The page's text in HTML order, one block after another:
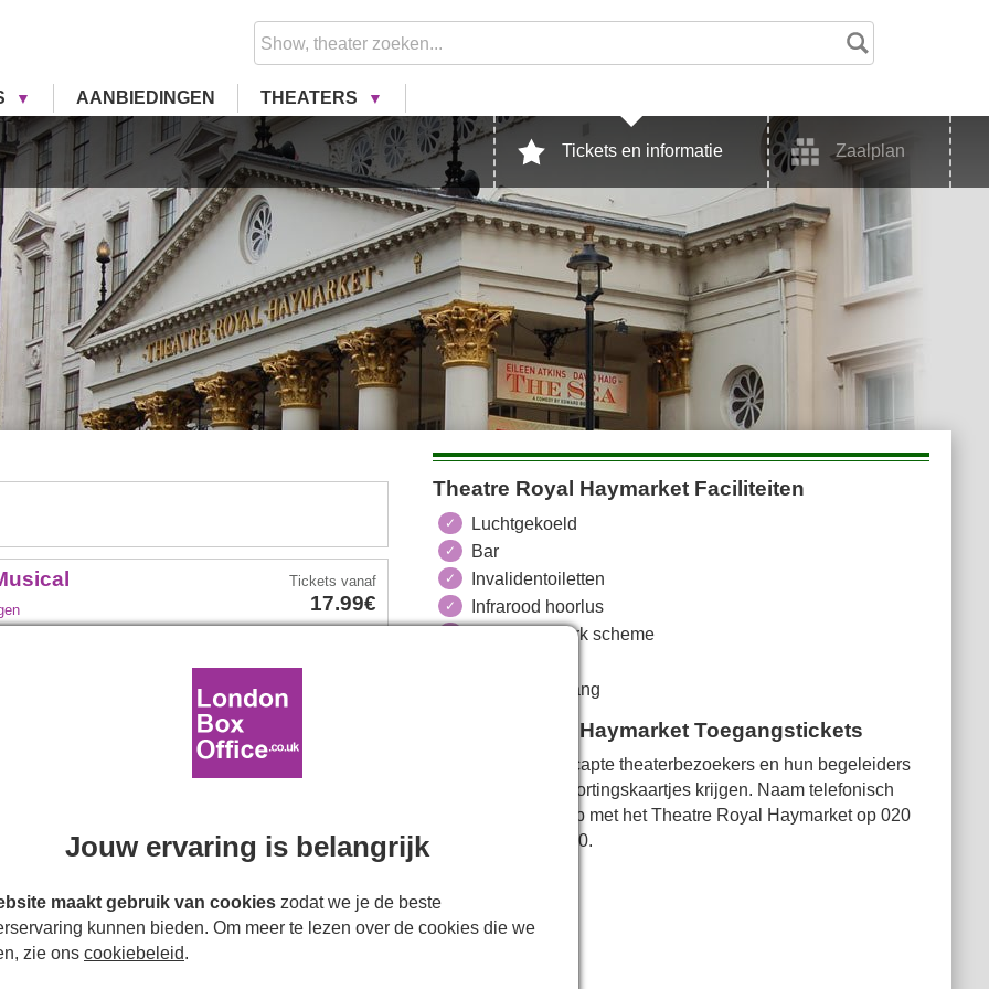
AANBIEDINGEN THEATERS
Tickets en informatie Zaalplan
Tickets vanaf
17.99€
Ticketsboeken
To Tea
14.49€
5 september 2026
Theatre Royal Haymarket Faciliteiten
Luchtgekoeld
Bar
Invalidentoiletten
Infrarood hoorlus
Lid van Q-Park scheme
Rolstoeltoegang
Theatre Royal Haymarket Toegangstickets
Gehandicapte theaterbezoekers en hun begeleiders
kunnen kortingskaartjes krijgen. Naam telefonisch
contact op met het Theatre Royal Haymarket op 020
7930 8800.
Jouw ervaring is belangrijk
maakt gebruik van cookies zodat we je de beste
kunnen bieden. Om meer te lezen over de cookies die we
zie ons cookiebeleid.